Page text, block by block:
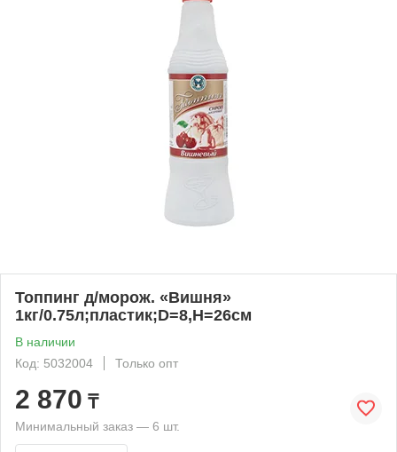
Топпинг д/морож. «Вишня»
1кг/0.75л;пластик;D=8,H=26см
В наличии
Код: 5032004
Только опт
2 870 ₸
Минимальный заказ — 6 шт.